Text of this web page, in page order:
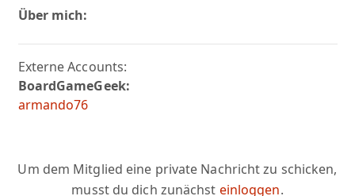
Über mich:
Externe Accounts:
BoardGameGeek:
armando76
Um dem Mitglied eine private Nachricht zu schicken,
musst du dich zunächst einloggen.